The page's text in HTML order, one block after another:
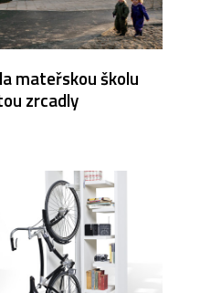
mateřskou školu
zrcadly